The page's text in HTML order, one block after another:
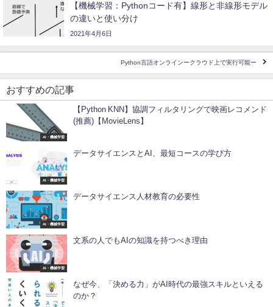
【機械学習：Pythonコード有】線形と非線形モデル
の違いと使い分け
2021年4月6日
Python言語オンラインークラウド上で実行可能ー
おすすめの記事
AI・機械学習
【Python KNN】協調フィルタリングで映画レコメンド
(推薦)【MovieLens】
AI・機械学習
データサイエンスとAI、最短コースの学び方
AI・機械学習
データサイエンス人材教育の必要性
AI・機械学習
文系の人でもAIの知識を持つべき理由
なぜ今、「決める力」がAI時代の最強スキルといえる
のか？